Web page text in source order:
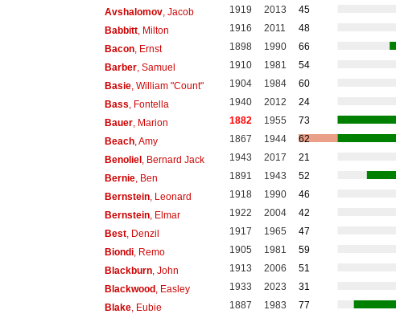
Avshalomov, Jacob 1919 2013
45
Babbitt, Milton 1916 2011
48
Bacon, Ernst 1898 1990
66
Barber, Samuel 1910 1981
54
Basie, William "Count" 1904 1984
60
Bass , Fontella 1940 2012
24
Bauer, Marion 1882 1955
73
Beach, Amy 1867 1944
62
Benoliel, Bernard Jack 1943 2017
21
Bernie, Ben 1891 1943
52
Bernstein, Leonard 1918 1990
46
Bernstein, Elmar 1922 2004
42
Best, Denzil 1917 1965
47
Biondi, Remo 1905 1981
59
Blackburn, John 1913 2006
51
Blackwood, Easley 1933 2023
31
Blake, Eubie 1887 1983
77